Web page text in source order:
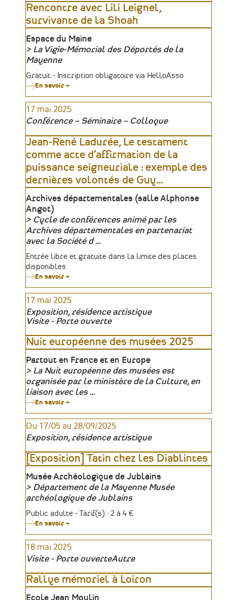
exposition
sur
la
fin
de
la
Seconde
dans
la
nantaise
Rencontre avec Lili Leignel,
survivante de la Shoah
Lieu
Espace du Maine
Organisateur
La Vigie-Mémorial des Déportés de la
Mayenne
Tarifs
Gratuit - Inscription obligatoire via HelloAsso
En savoir +
avec
Lili
Leignel,
survivante
la
Shoah
17 mai 2025
Conférence – Séminaire – Colloque
Jean-René Ladurée, Le testament
comme acte d’affirmation de la
puissance seigneuriale : exemple des
dernières volontés de Guy…
Lieu
Archives départementales (salle Alphonse
Angot)
Organisateur
Cycle de conférences animé par les
Archives départementales en partenariat
avec la Société d …
Tarifs
Entrée libre et gratuite dans la limite des places
disponibles
En savoir +
René
Ladurée,
testament
comme
d’affirmation
de
puissance
seigneuriale
:
exemple
des
de
Guy
VII
de
(Maine)
au
XIIIe
siècle
17 mai 2025
Exposition, résidence artistique
Visite - Porte ouverte
Nuit européenne des musées 2025
Lieu
Partout en France et en Europe
Organisateur
La Nuit européenne des musées est
organisée par le ministère de la Culture, en
liaison avec les …
En savoir +
européenne
des
musées
2025
Du 17/05 au 28/09/2025
Exposition, résidence artistique
[Exposition] Tatin chez les Diablintes
Lieu
Musée Archéologique de Jublains
Organisateur
Département de la Mayenne Musée
archéologique de Jublains
Tarifs
Public adulte - Tarif(s) : 2 à 4 €
En savoir +
Tatin
chez
Diablintes
18 mai 2025
Visite - Porte ouverteAutre
Rallye mémoriel à Loiron
Lieu
Ecole Jean Moulin